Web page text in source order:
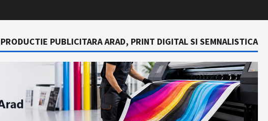
PUBLICITARA ARAD, PRINT DIGITAL SI SEMNALISTICA